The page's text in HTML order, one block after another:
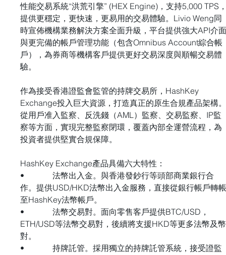
性能交易系統“洪荒引擎” (HEX Engine)，支持5,000 TPS
提供更穩定，更快速，更易用的交易體驗。Livio Weng同
時宣佈機構業務解決方案全面升級，平台提供強大API介
與更完備的帳戶管理功能（包含Omnibus Account綜合帳
戶），為券商等機構客戶提供更好交易深度與順暢交易體
驗。
作為接受香港證監會監管的持牌交易所，HashKey
Exchange投入巨大資源，打造真正的原生合規產品架構
從用戶准入監察、反洗錢（AML）監察、交易監察、IP監
察等方面，實現完整監察閉環，覆蓋內部全運營流程，為
投資者提供堅實合規保障。
HashKey Exchange產品具備六大特性：
•              法幣出入金。與香港發鈔行等頭部商業銀行合
作。提供USD/HKD法幣出入金服務，直接從銀行帳戶轉
至HashKey法幣帳戶。
•              法幣交易對。面向零售客戶提供BTC/USD，
ETH/USD等法幣交易對，後續將支援HKD等更多法幣及幣
對。
•              持牌託管。採用獨立的持牌託管系統，接受證監